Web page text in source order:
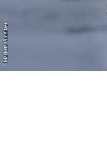
Markus Gmeiner